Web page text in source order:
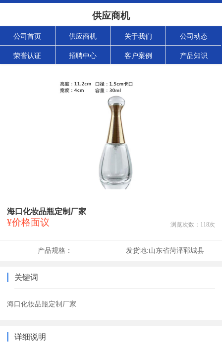
供应商机
公司首页 供应商机 关于我们 公司动态
荣誉认证 招聘中心 客户案例 产品知识
海口化妆品瓶定制厂家
¥价格面议 浏览次数： 118次
产品规格： 发货地:山东省菏泽郓城县
关键词
海口化妆品瓶定制厂家
详细说明